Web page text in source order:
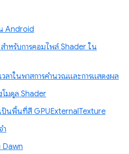
Android
ำหรับการคอมไพล์ Shader ใน
วลาในพาสการคำนวณและการแสดงผล
โมดูล Shader
ป็นพื้นที่สี GPUExternalTexture
ำ
Dawn